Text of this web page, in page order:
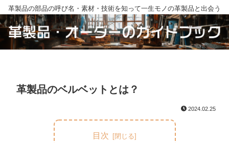
革製品の部品の呼び名・素材・技術を知って一生モノの革製品と出会う
革製品のベルベットとは？
2024.02.25
目次